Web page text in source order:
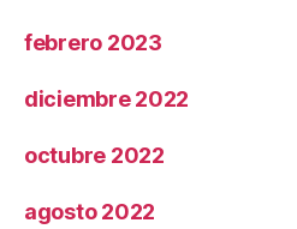
febrero 2023
diciembre 2022
octubre 2022
agosto 2022